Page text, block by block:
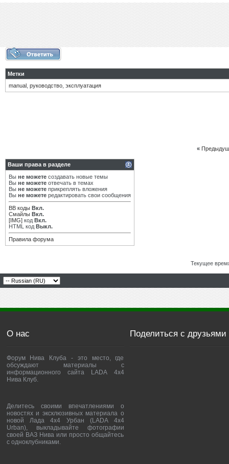
Метки
manual руководство эксплуатация
«
Ваши права в разделе
Вы не можете создавать новые темы
Вы не можете отвечать в темах
Вы не можете прикреплять вложения
Вы не можете редактировать свои сообщения
BB коды Вкл.
Смайлы Вкл.
[IMG] код Вкл.
HTML код Выкл.
Правила форума
Текущее
О нас
Форум Нива Клуба - это место, где
обсуждают материалы с
информационного сайта LADA 4x4
Нива Клуб.
Делитесь своими впечатлениями о
новостях и эксклюзивных материала о
новой Лада 4х4 Урбан (LADA 4x4
Urban), выкладывайте фотографии
своей ВАЗ Нива или просто общайтесь
с одноклубниками.
Поделиться с друзьями